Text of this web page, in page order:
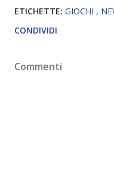
ETICHETTE: GIOCHI
CONDIVIDI
Commenti